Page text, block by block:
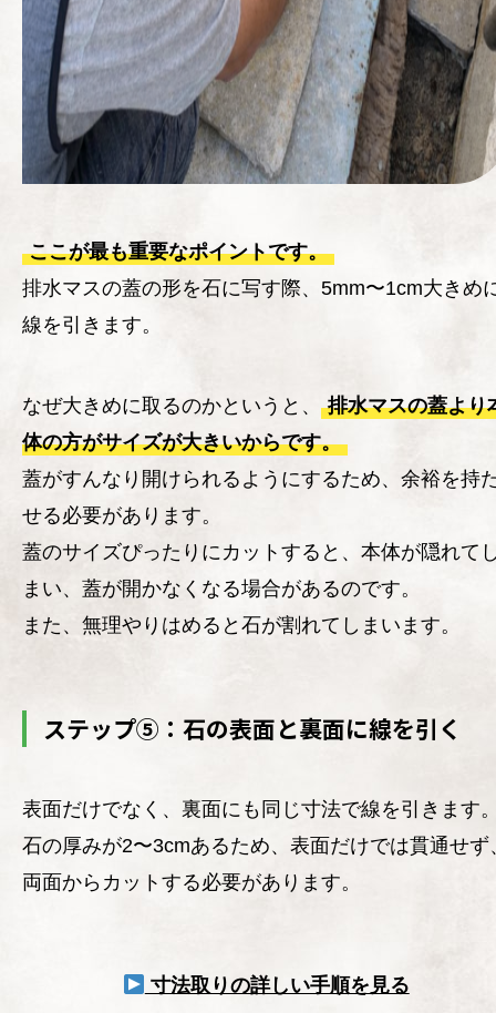
ここが最も重要なポイントです。
排水マスの蓋の形を石に写す際、5mm〜1cm大きめ
線を引きます。
なぜ大きめに取るのかというと、
排水マスの蓋より
体の方がサイズが大きいからです。
蓋がすんなり開けられるようにするため、余裕を持
せる必要があります。
蓋のサイズぴったりにカットすると、本体が隠れて
まい、蓋が開かなくなる場合があるのです。
また、無理やりはめると石が割れてしまいます。
ステップ⑤：石の表面と裏面に線を引く
表面だけでなく、裏面にも同じ寸法で線を引きます
石の厚みが2〜3cmあるため、表面だけでは貫通せず
両面からカットする必要があります。
寸法取りの詳しい手順を見る